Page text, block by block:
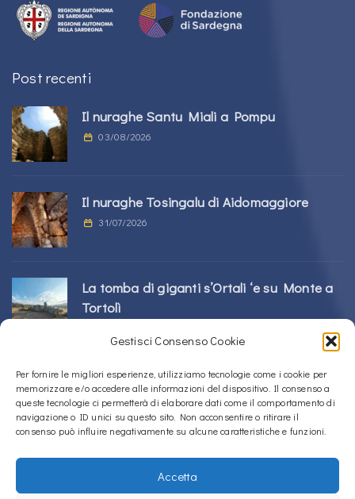
Gestisci Consenso Cookie
Per fornire le migliori esperienze, utilizziamo tecnologie come i cookie per
memorizzare e/o accedere alle informazioni del dispositivo. Il consenso a
queste tecnologie ci permetterà di elaborare dati come il comportamento di
navigazione o ID unici su questo sito. Non acconsentire o ritirare il
consenso può influire negativamente su alcune caratteristiche e funzioni.
Accetta
Post recenti
Il nuraghe Santu Miali a Pompu
03/08/2026
Il nuraghe Tosingalu di Aidomaggiore
31/07/2026
La tomba di giganti s’Ortali ‘e su Monte a
Tortolì
Il nuraghe Perdu Cossu a Norbello
16/07/2026
Copyright © 2020 – 2026La Sardegna verso l'Unesco